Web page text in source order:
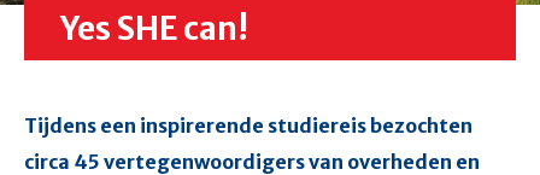
Yes SHE can!
Tijdens een inspirerende studiereis bezochten
circa 45 vertegenwoordigers van overheden en